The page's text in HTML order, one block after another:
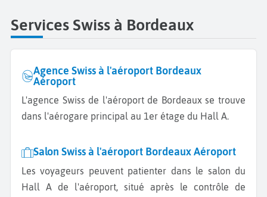
Services Swiss à Bordeaux
Agence Swiss à l'aéroport Bordeaux
Aéroport
L'agence Swiss de l'aéroport de Bordeaux se trouve
dans l'aérogare principal au 1er étage du Hall A.
Salon Swiss à l'aéroport Bordeaux Aéroport
Les voyageurs peuvent patienter dans le salon du
Hall A de l'aéroport, situé après le contrôle de